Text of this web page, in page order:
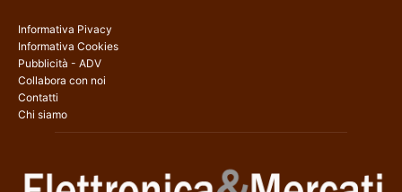
Informativa Pivacy
Informativa Cookies
Pubblicità - ADV
Collabora con noi
Contatti
Chi siamo